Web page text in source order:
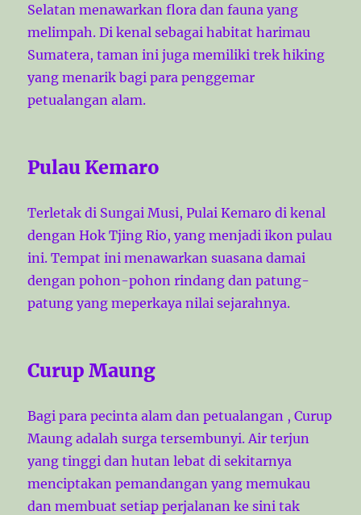
Selatan menawarkan flora dan fauna yang
melimpah. Di kenal sebagai habitat harimau
Sumatera, taman ini juga memiliki trek hiking
yang menarik bagi para penggemar
petualangan alam.
Pulau Kemaro
Terletak di Sungai Musi, Pulai Kemaro di kenal
dengan Hok Tjing Rio, yang menjadi ikon pulau
ini. Tempat ini menawarkan suasana damai
dengan pohon-pohon rindang dan patung-
patung yang meperkaya nilai sejarahnya.
Curup Maung
Bagi para pecinta alam dan petualangan , Curup
Maung adalah surga tersembunyi. Air terjun
yang tinggi dan hutan lebat di sekitarnya
menciptakan pemandangan yang memukau
dan membuat setiap perjalanan ke sini tak